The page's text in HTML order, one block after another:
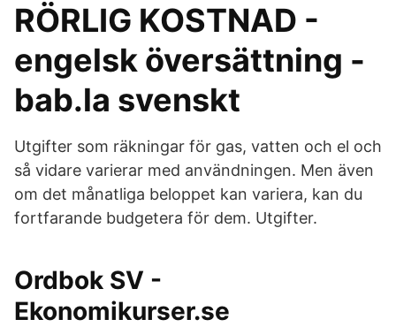
RÖRLIG KOSTNAD -
engelsk översättning -
bab.la svenskt
Utgifter som räkningar för gas, vatten och el och
så vidare varierar med användningen. Men även
om det månatliga beloppet kan variera, kan du
fortfarande budgetera för dem. Utgifter.
Ordbok SV -
Ekonomikurser.se